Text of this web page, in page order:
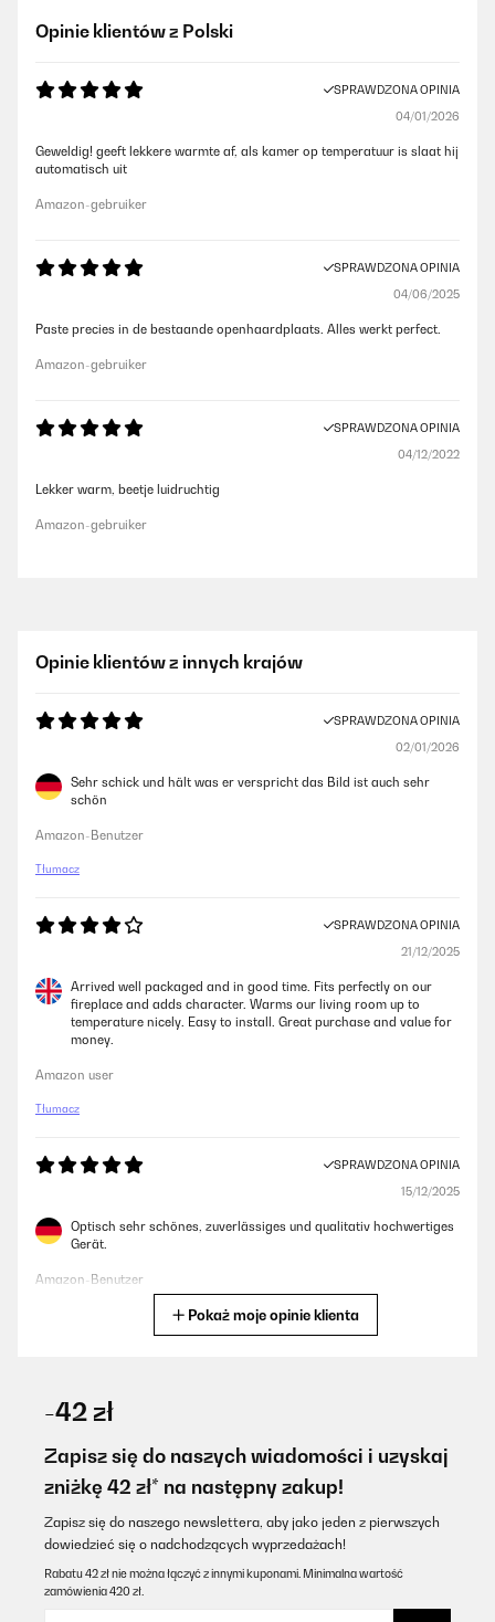
Opinie klientów z Polski
SPRAWDZONA OPINIA
04/01/2026
Geweldig! geeft lekkere warmte af, als kamer op temperatuur is slaat hij
automatisch uit
Amazon-gebruiker
SPRAWDZONA OPINIA
04/06/2025
Paste precies in de bestaande openhaardplaats. Alles werkt perfect.
Amazon-gebruiker
SPRAWDZONA OPINIA
04/12/2022
Lekker warm, beetje luidruchtig
Amazon-gebruiker
Opinie klientów z innych krajów
SPRAWDZONA OPINIA
02/01/2026
Sehr schick und hält was er verspricht das Bild ist auch sehr
schön
Amazon-Benutzer
Tłumacz
SPRAWDZONA OPINIA
21/12/2025
Arrived well packaged and in good time. Fits perfectly on our
fireplace and adds character. Warms our living room up to
temperature nicely. Easy to install. Great purchase and value for
money.
Amazon user
Tłumacz
SPRAWDZONA OPINIA
15/12/2025
Optisch sehr schönes, zuverlässiges und qualitativ hochwertiges
Gerät.
Amazon-Benutzer
Usuario/a de amazon
SPRAWDZONA OPINIA
Pokaż moje opinie klienta
-42 zł
Zapisz się do naszych wiadomości i uzyskaj
zniżkę 42 zł* na następny zakup!
Zapisz się do naszego newslettera, aby jako jeden z pierwszych
dowiedzieć się o nadchodzących wyprzedażach!
Rabatu 42 zł nie można łączyć z innymi kuponami. Minimalna wartość
zamówienia 420 zł.